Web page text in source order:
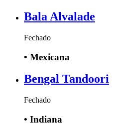
Bala Alvalade
Fechado
• Mexicana
Bengal Tandoori
Fechado
• Indiana